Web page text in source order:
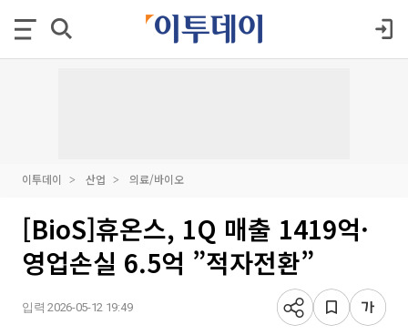
이투데이 산업 의료/바이오
[BioS]휴온스, 1Q 매출 1419억·
영업손실 6.5억 ”적자전환”
입력 2026-05-12 19:49